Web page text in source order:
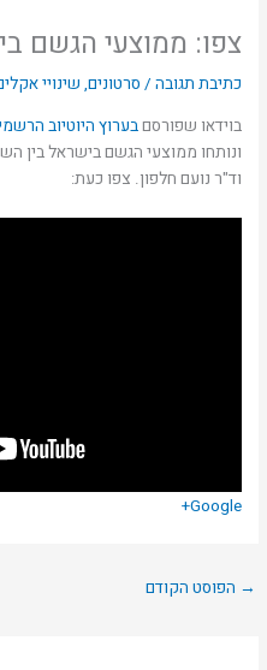
צפו: ממוצעי הגשם בישראל
כתיבת תגובה / סרטונים, שינויי
בוידאו שפורסםבערוץ היוטיוב
וד"ר נועם חלפון. צפו כעת:
Google+
→ הפוסט הקודם